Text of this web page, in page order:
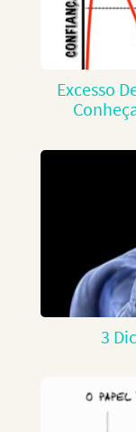
Excesso
3